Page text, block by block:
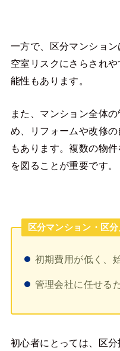
一方で、区分マンション
空室リスクにさらされ
能性もあります。
また、マンション全体
め、リフォームや改修
もあります。複数の物
を図ることが重要です。
区分マンション・区
初期費用が低く、
管理会社に任せる
初心者にとっては、区分